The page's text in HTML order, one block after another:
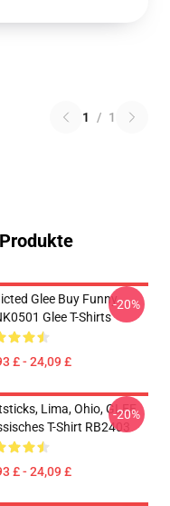
1 / 1
Glee Buy Funny
Glee T-Shirts
£ - 24,09 £
-20%
Lima, Ohio, GLEE
T-Shirt RB2403
£ - 24,09 £
-20%